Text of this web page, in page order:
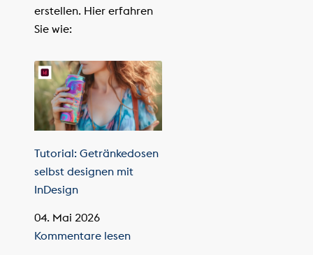
erstellen. Hier erfahren
Sie wie:
Tutorial: Getränkedosen
selbst designen mit
InDesign
04. Mai 2026
Kommentare lesen